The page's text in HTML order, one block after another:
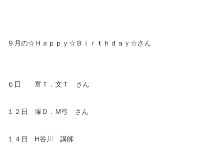
９月の☆Ｈａｐｐｙ☆Ｂｉｒｔｈｄａｙ☆さん
６日 富Ｔ．文Ｔ さん
１２日 塚Ｄ．M弓 さん
１４日 H谷川 講師